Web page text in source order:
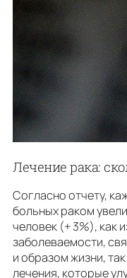
Лечение рака:
Согласно отчету,
больных раком
человек (+ 3%), как
заболеваемости,
и образом жизни,
лечения, которые